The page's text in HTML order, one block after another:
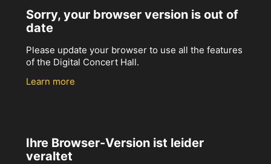
Sorry, your browser version is out of
date
Please update your browser to use all the features
of the Digital Concert Hall.
Learn more
Ihre Browser-Version ist leider
veraltet